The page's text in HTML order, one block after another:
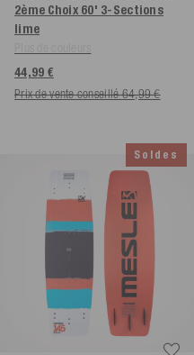
2ème Choix 60' 3-Sections
lime
44,99 €
Prix de vente conseillé 64,99 €
Soldes